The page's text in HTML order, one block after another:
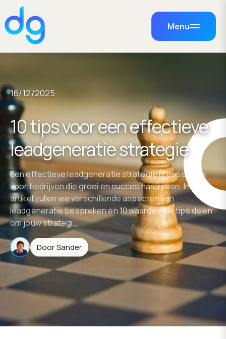
Menu
16/12/2025
10 tips voor een effectieve
leadgeneratie strategie
Een effectieve leadgeneratie strategie is essentieel
voor bedrijven die groei en succes nastreven. In dit
artikel zullen we verschillende aspecten van
leadgeneratie bespreken en 10 waardevolle tips delen
om jouw strategi…
Door Sander